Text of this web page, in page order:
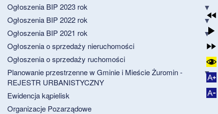
Ogłoszenia BIP 2023 rok
Ogłoszenia BIP 2022 rok
Ogłoszenia BIP 2021 rok
Ogłoszenia o sprzedaży nieruchomości
Ogłoszenia o sprzedaży ruchomości
Planowanie przestrzenne w Gminie i Mieście Żuromin -
REJESTR URBANISTYCZNY
Ewidencja kąpielisk
Organizacje Pozarządowe